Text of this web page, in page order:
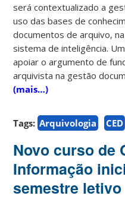
será contextualizado a
uso das bases de
documentos de arquivo,
sistema de inteligência.
apoiar o argumento de
arquivista na gestão
(mais…)
Tags: Arquivologia CED
Novo curso de
Informação
semestre letivo